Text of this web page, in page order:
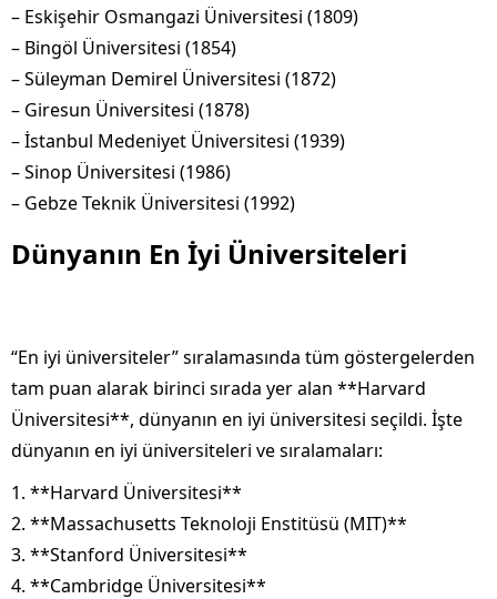
– Eskişehir Osmangazi Üniversitesi (1809)
– Bingöl Üniversitesi (1854)
– Süleyman Demirel Üniversitesi (1872)
– Giresun Üniversitesi (1878)
– İstanbul Medeniyet Üniversitesi (1939)
– Sinop Üniversitesi (1986)
– Gebze Teknik Üniversitesi (1992)
Dünyanın En İyi Üniversiteleri
“En iyi üniversiteler” sıralamasında tüm göstergelerden
tam puan alarak birinci sırada yer alan **Harvard
Üniversitesi**, dünyanın en iyi üniversitesi seçildi. İşte
dünyanın en iyi üniversiteleri ve sıralamaları:
1. **Harvard Üniversitesi**
2. **Massachusetts Teknoloji Enstitüsü (MIT)**
3. **Stanford Üniversitesi**
4. **Cambridge Üniversitesi**